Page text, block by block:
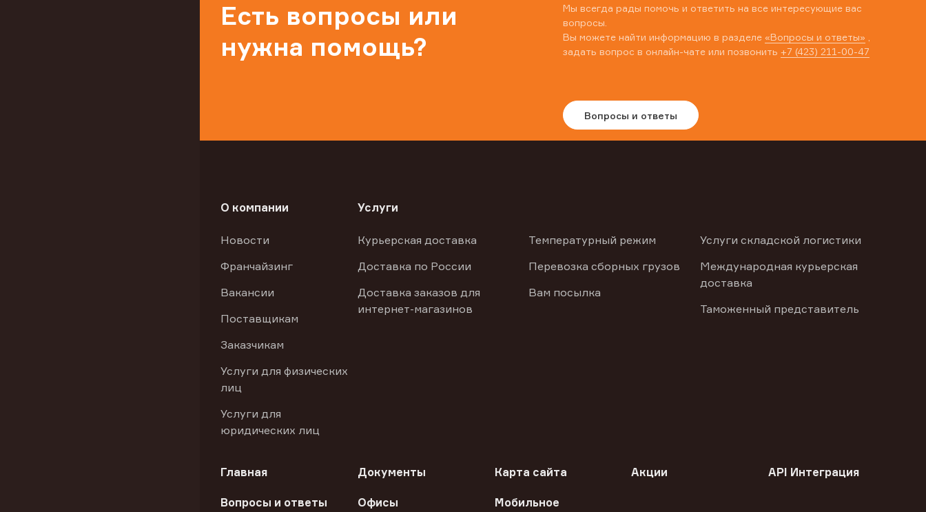
Есть вопросы или
нужна помощь?
Мы всегда рады помочь и ответить на все интересующие вас
вопросы.
Вы можете найти информацию в разделе «Вопросы и ответы»
задать вопрос в онлайн-чате или позвонить +7 (423) 211-00-47
Вопросы и ответы
О компании
Новости
Франчайзинг
Вакансии
Поставщикам
Заказчикам
Услуги для физических
лиц
Услуги для
юридических лиц
Услуги
Курьерская доставка
Доставка по России
Доставка заказов для
интернет-магазинов
Температурный режим
Перевозка сборных грузов
Вам посылка
Услуги складской логистики
Международная курьерская
доставка
Таможенный представитель
Главная Документы Карта сайта Акции API Интеграция
Вопросы и ответы Офисы
Мобильное